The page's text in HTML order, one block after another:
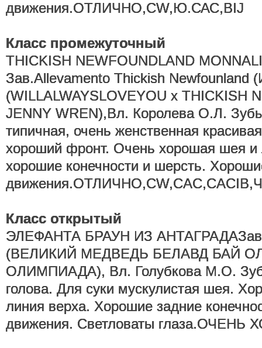
движения.ОТЛИЧНО,CW,Ю.САС,BIJ
Класс промежуточный
THICKISH NEWFOUNDLAND
Зав.Allevamento Thickish Newfounland
(WILLALWAYSLOVEYOU x THICKISH
JENNY WREN),Вл. Королева О.Л.
типичная, очень женственная
хороший фронт. Очень хорошая шея и
хорошие конечности и шерсть.
Класс открытый
ЭЛЕФАНТА БРАУН ИЗ
(ВЕЛИКИЙ МЕДВЕДЬ БЕЛАВД БАЙ
ОЛИМПИАДА), Вл. Голубкова М.О.
голова. Для суки мускулистая шея.
линия верха. Хорошие задние
движения. Светловаты